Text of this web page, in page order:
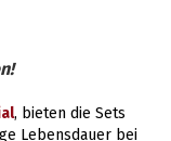
, bieten die Sets
Lebensdauer bei